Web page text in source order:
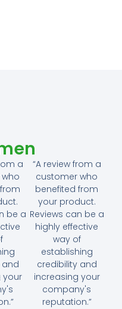
a
be a
and
your
“A review from a
customer who
benefited from
your product.
Reviews can be a
highly effective
way of
establishing
credibility and
increasing your
company's
reputation.”